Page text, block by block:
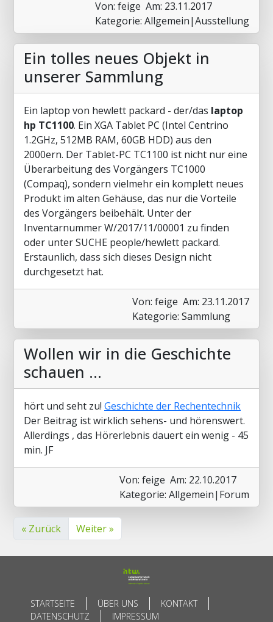
Von: feige Am: 23.11.2017
Kategorie: Allgemein|Ausstellung
Ein tolles neues Objekt in
unserer Sammlung
Ein laptop von hewlett packard - der/das laptop
hp TC1100. Ein XGA Tablet PC (Intel Centrino
1.2GHz, 512MB RAM, 60GB HDD) aus den
2000ern. Der Tablet-PC TC1100 ist nicht nur eine
Überarbeitung des Vorgängers TC1000
(Compaq), sondern vielmehr ein komplett neues
Produkt im alten Gehäuse, das nur die Vorteile
des Vorgängers beibehält. Unter der
Inventarnummer W/2017/11/00001 zu finden
oder unter SUCHE people/hewlett packard.
Erstaunlich, dass sich dieses Design nicht
durchgesetzt hat.
Von: feige Am: 23.11.2017
Kategorie: Sammlung
Wollen wir in die Geschichte
schauen ...
hört und seht zu! Geschichte der Rechentechnik
Der Beitrag ist wirklich sehens- und hörenswert.
Allerdings , das Hörerlebnis dauert ein wenig - 45
min. JF
Von: feige Am: 22.10.2017
Kategorie: Allgemein|Forum
« Zurück Weiter »
STARTSEITE ÜBER UNS
KONTAKT
DATENSCHUTZ
IMPRESSUM